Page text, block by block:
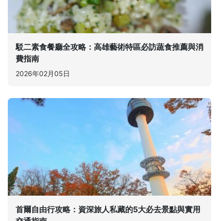
駁二素食餐廳全攻略：高雄藝術特區必訪蔬食推薦與消
費指南
2026年02月05日
首爾自由行攻略：資深旅人私藏的5大必去景點與實用